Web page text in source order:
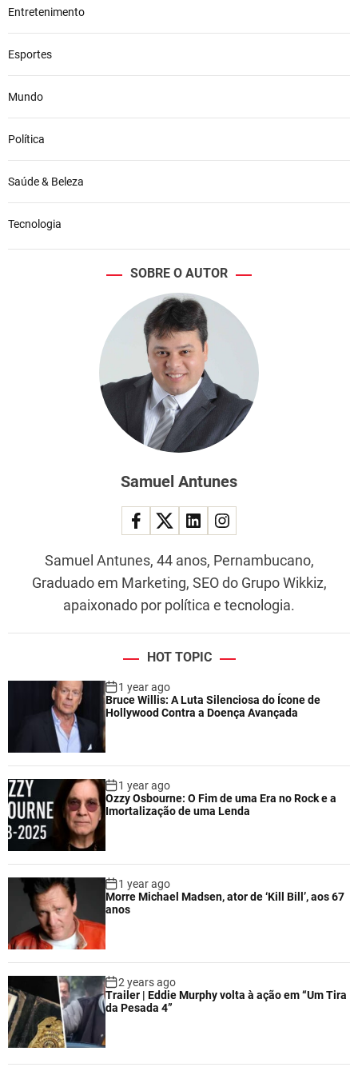
Entretenimento
Esportes
Mundo
Política
Saúde & Beleza
Tecnologia
SOBRE O AUTOR
Samuel Antunes
Samuel Antunes, 44 anos, Pernambucano,
Graduado em Marketing, SEO do Grupo Wikkiz,
apaixonado por política e tecnologia.
HOT TOPIC
1 year ago
Bruce Willis: A Luta Silenciosa do Ícone de
Hollywood Contra a Doença Avançada
1 year ago
Ozzy Osbourne: O Fim de uma Era no Rock e a
Imortalização de uma Lenda
1 year ago
Morre Michael Madsen, ator de ‘Kill Bill’, aos 67
anos
2 years ago
Trailer | Eddie Murphy volta à ação em “Um Tira
da Pesada 4”